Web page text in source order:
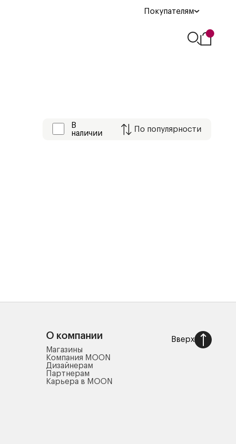
Покупателям
В
наличии
По популярности
О компании
Магазины
Компания MOON
Дизайнерам
Партнерам
Карьера в MOON
Вверх